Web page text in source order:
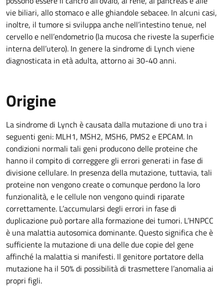
vie biliari, allo stomaco e alle ghiandole sebacee. In alcuni casi,
inoltre, il tumore si sviluppa anche nell’intestino tenue, nel
cervello e nell’endometrio (la mucosa che riveste la superficie
interna dell’utero). In genere la sindrome di Lynch viene
diagnosticata in età adulta, attorno ai 30-40 anni.
Origine
La sindrome di Lynch è causata dalla mutazione di uno tra i
seguenti geni: MLH1, MSH2, MSH6, PMS2 e EPCAM. In
condizioni normali tali geni producono delle proteine che
hanno il compito di correggere gli errori generati in fase di
divisione cellulare. In presenza della mutazione, tuttavia, tali
proteine non vengono create o comunque perdono la loro
funzionalità, e le cellule non vengono quindi riparate
correttamente. L’accumularsi degli errori in fase di
duplicazione può portare alla formazione dei tumori. L’HNPCC
è una malattia autosomica dominante. Questo significa che è
sufficiente la mutazione di una delle due copie del gene
affinché la malattia si manifesti. Il genitore portatore della
mutazione ha il 50% di possibilità di trasmettere l’anomalia ai
propri figli.